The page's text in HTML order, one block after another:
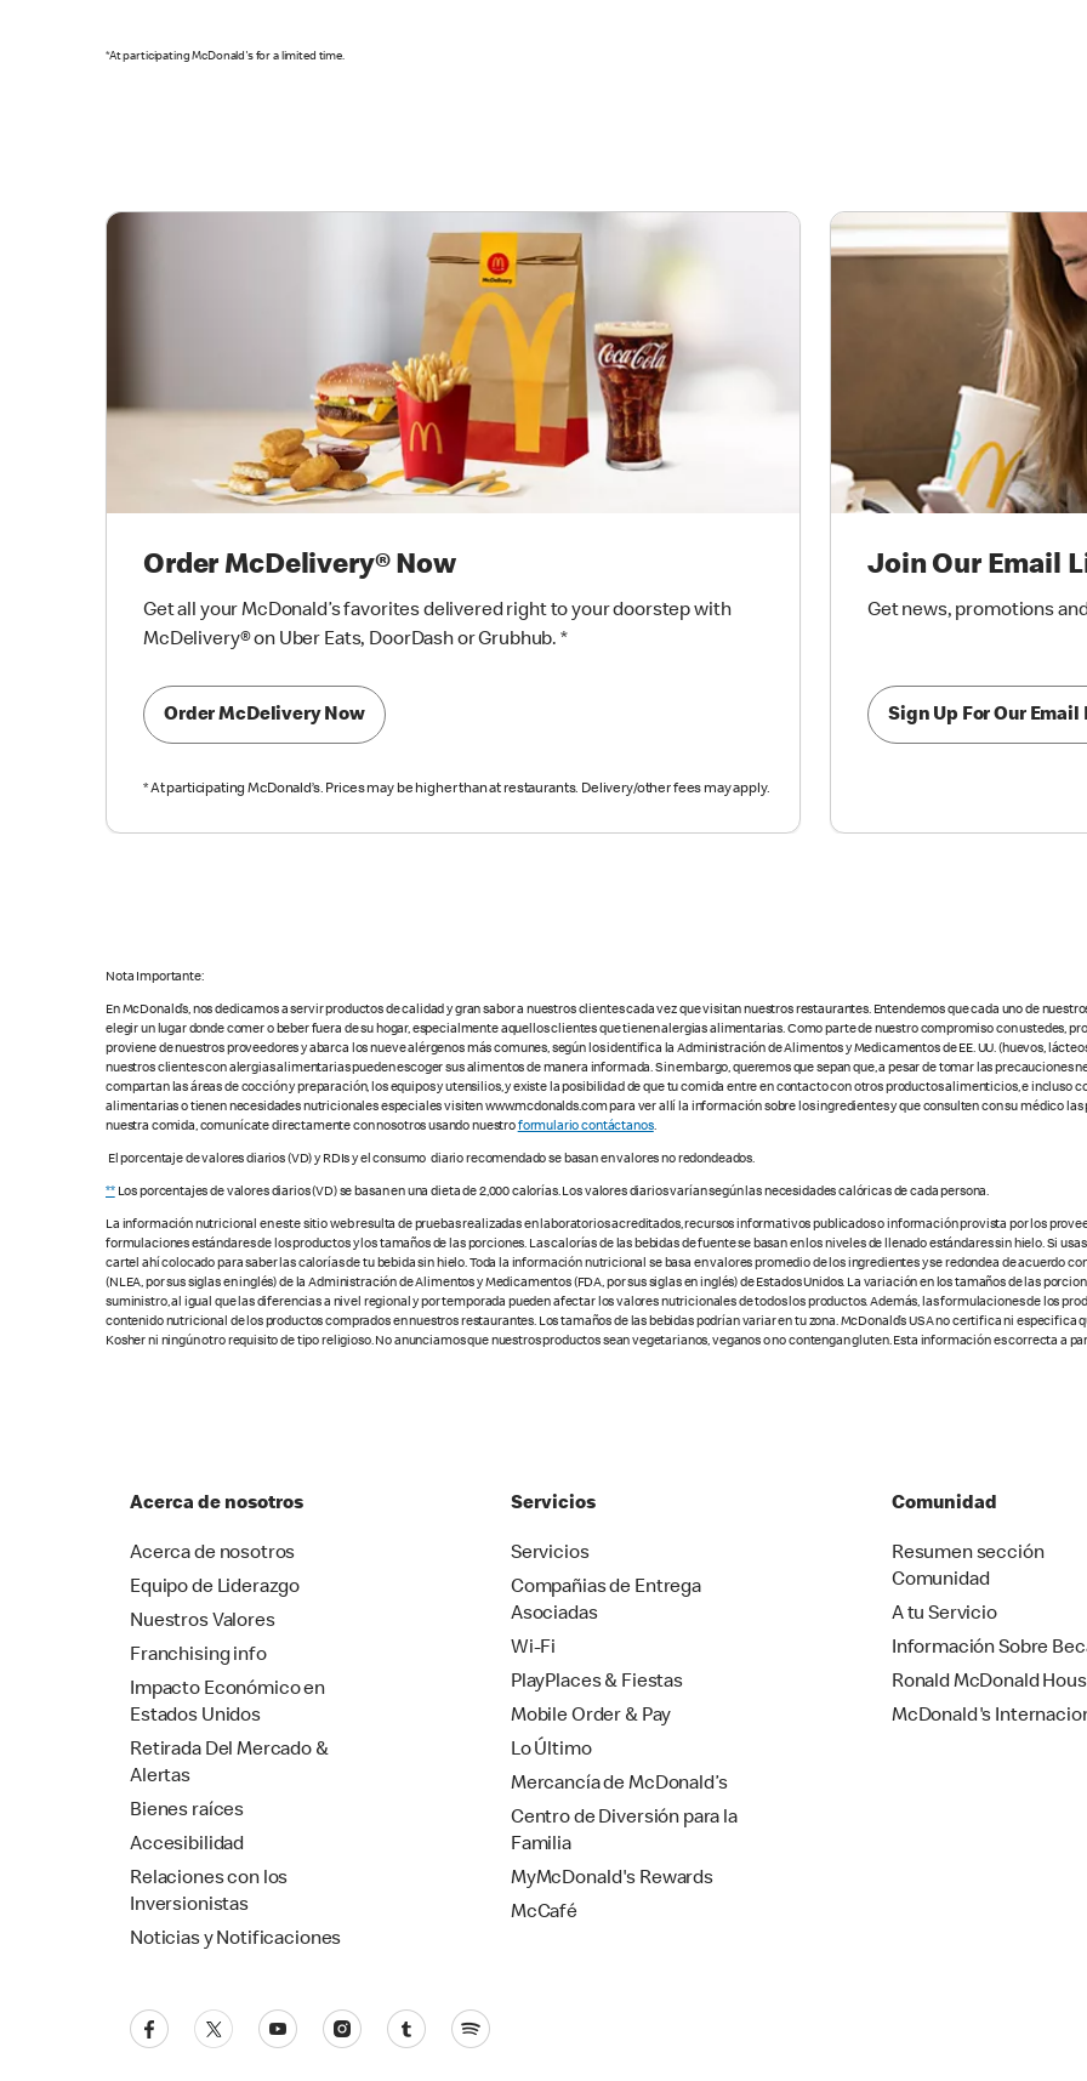
*At participating McDonald's for a limited time.
Order McDelivery® Now
Get all your McDonald’s favorites delivered right to your doorstep with
McDelivery® on Uber Eats, DoorDash or Grubhub. *
Order McDelivery Now
*At participating McDonald’s. Prices may be higher than at restaurants. Delivery/other fees may apply.
Join Our Email
Get news, promotions
Sign Up For Our Email
Nota Importante:
En McDonald’s, nos dedicamos a servir productos de calidad y gran sabor a nuestros clientes cada vez que visitan nuestros restaurantes. Entendemos que cada uno de
elegir un lugar donde comer o beber fuera de su hogar, especialmente aquellos clientes que tienen alergias alimentarias. Como parte de nuestro compromiso con ustedes,
proviene de nuestros proveedores y abarca los nueve alérgenos más comunes, según los identifica la Administración de Alimentos y Medicamentos de EE. UU. (huevos,
nuestros clientes con alergias alimentarias pueden escoger sus alimentos de manera informada. Sin embargo, queremos que sepan que, a pesar de tomar las precauciones
compartan las áreas de cocción y preparación, los equipos y utensilios, y existe la posibilidad de que tu comida entre en contacto con otros productos alimenticios, e incluso
alimentarias o tienen necesidades nutricionales especiales visiten www.mcdonalds.com para ver allí la información sobre los ingredientes y que consulten con su médico
nuestra comida, comunícate directamente con nosotros usando nuestroformulario contáctanos.
El porcentaje de valores diarios (VD) y RDIs y el consumo diario recomendado se basan en valores no redondeados.
**Los porcentajes de valores diarios (VD) se basan en una dieta de 2,000 calorías. Los valores diarios varían según las necesidades calóricas de cada persona.
La información nutricional en este sitio web resulta de pruebas realizadas en laboratorios acreditados, recursos informativos publicados o información provista por los
formulaciones estándares de los productos y los tamaños de las porciones. Las calorías de las bebidas de fuente se basan en los niveles de llenado estándares sin hielo. Si
cartel ahí colocado para saber las calorías de tu bebida sin hielo. Toda la información nutricional se basa en valores promedio de los ingredientes y se redondea de acuerdo
(NLEA, por sus siglas en inglés) de la Administración de Alimentos y Medicamentos (FDA, por sus siglas en inglés) de Estados Unidos. La variación en los tamaños de las
suministro, al igual que las diferencias a nivel regional y por temporada pueden afectar los valores nutricionales de todos los productos. Además, las formulaciones de los
contenido nutricional de los productos comprados en nuestros restaurantes. Los tamaños de las bebidas podrían variar en tu zona. McDonald’s USA no certifica ni especifica
Kosher ni ningún otro requisito de tipo religioso. No anunciamos que nuestros productos sean vegetarianos, veganos o no contengan gluten. Esta información es correcta a
Acerca de nosotros
Acerca de nosotros
Equipo de Liderazgo
Nuestros Valores
Franchising info
Impacto Económico en
Estados Unidos
Retirada Del Mercado &
Alertas
Bienes raíces
Accesibilidad
Relaciones con los
Inversionistas
Noticias y Notificaciones
Servicios
Servicios
Compañias de Entrega
Asociadas
Wi-Fi
PlayPlaces & Fiestas
Mobile Order & Pay
Lo Último
Mercancía de McDonald’s
Centro de Diversión para la
Familia
MyMcDonald's Rewards
McCafé
Comunidad
Resumen sección
Comunidad
A tu Servicio
Información Sobre
Ronald McDonald
McDonald's